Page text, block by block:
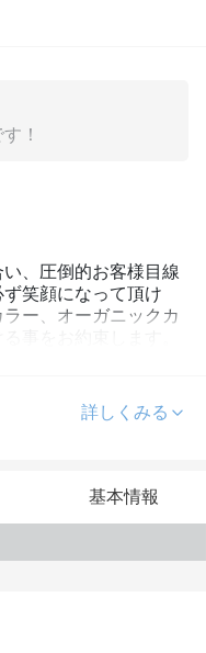
！
、圧倒的お客様目線
笑顔になって頂け
ー、オーガニックカ
事をお約束します。
詳しくみる
基本情報